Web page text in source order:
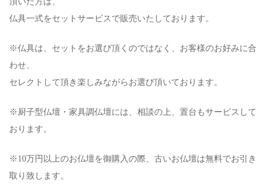
仏具一式をセットサービスで販売いたしております。
※仏具は、セットをお選び頂くのではなく、お客様のお好みに合
わせ、
セレクトして頂き楽しみながらお選び頂いております。
※厨子型仏壇・家具調仏壇には、相談の上、置台もサービスして
おります。
※10万円以上のお仏壇を御購入の際、古いお仏壇は無料でお引き
取り致します。